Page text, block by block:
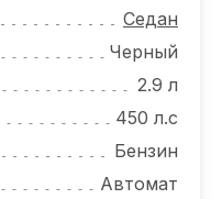
Седан
Черный
2.9 л
450 л.с
Бензин
Автомат